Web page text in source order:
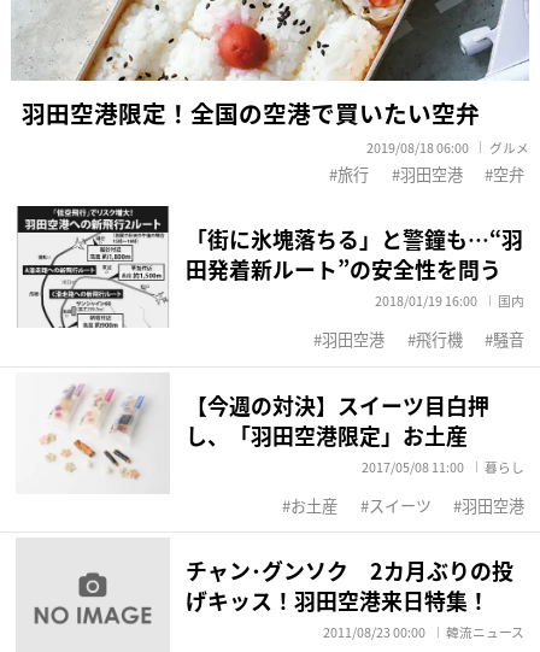
羽田空港限定！全国の空港で買いたい空弁
2019/08/18 06:00 グルメ
旅行 羽田空港 空弁
「街に氷塊落ちる」と警鐘も…“羽
田発着新ルート”の安全性を問う
2018/01/19 16:00 国内
羽田空港 飛行機 騒音
【今週の対決】スイーツ目白押
し、「羽田空港限定」お土産
2017/05/08 11:00 暮らし
お土産 スイーツ 羽田空港
チャン･グンソク 2カ月ぶりの投
げキッス！羽田空港来日特集！
2011/08/23 00:00 韓流ニュース